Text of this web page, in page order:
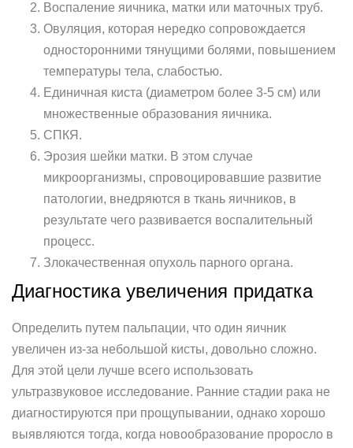
Воспаление яичника, матки или маточных труб.
Овуляция, которая нередко сопровождается
односторонними тянущими болями, повышением
температуры тела, слабостью.
Единичная киста (диаметром более 3-5 см) или
множественные образования яичника.
СПКЯ.
Эрозия шейки матки. В этом случае
микроорганизмы, спровоцировавшие развитие
патологии, внедряются в ткань яичников, в
результате чего развивается воспалительный
процесс.
Злокачественная опухоль парного органа.
Диагностика увеличения придатка
Определить путем пальпации, что один яичник
увеличен из-за небольшой кисты, довольно сложно.
Для этой цели лучше всего использовать
ультразвуковое исследование. Ранние стадии рака не
диагностируются при прощупывании, однако хорошо
выявляются тогда, когда новообразование проросло в